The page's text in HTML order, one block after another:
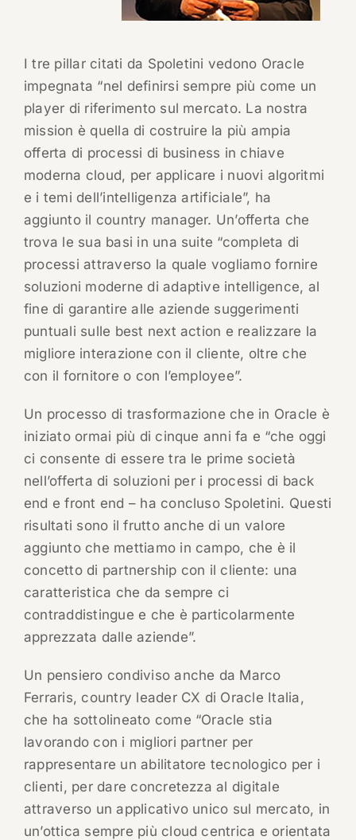
I tre pillar citati da Spoletini vedono Oracle
impegnata “nel definirsi sempre più come un
player di riferimento sul mercato. La nostra
mission è quella di costruire la più ampia
offerta di processi di business in chiave
moderna cloud, per applicare i nuovi algoritmi
e i temi dell’intelligenza artificiale”, ha
aggiunto il country manager. Un’offerta che
trova le sua basi in una suite “completa di
processi attraverso la quale vogliamo fornire
soluzioni moderne di adaptive intelligence, al
fine di garantire alle aziende suggerimenti
puntuali sulle best next action e realizzare la
migliore interazione con il cliente, oltre che
con il fornitore o con l’employee”.
Un processo di trasformazione che in Oracle è
iniziato ormai più di cinque anni fa e “che oggi
ci consente di essere tra le prime società
nell’offerta di soluzioni per i processi di back
end e front end – ha concluso Spoletini. Questi
risultati sono il frutto anche di un valore
aggiunto che mettiamo in campo, che è il
concetto di partnership con il cliente: una
caratteristica che da sempre ci
contraddistingue e che è particolarmente
apprezzata dalle aziende”.
Un pensiero condiviso anche da Marco
Ferraris, country leader CX di Oracle Italia,
che ha sottolineato come “Oracle stia
lavorando con i migliori partner per
rappresentare un abilitatore tecnologico per i
clienti, per dare concretezza al digitale
attraverso un applicativo unico sul mercato, in
un’ottica sempre più cloud centrica e orientata